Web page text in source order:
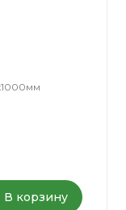
В корзину